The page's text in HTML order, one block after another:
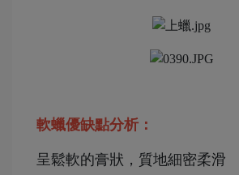
軟蠟優缺點分析：
呈鬆軟的膏狀，質地細密柔滑